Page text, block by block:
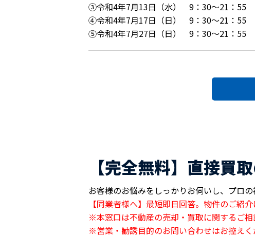
③令和4年7月13日（水） 9：30～21：55
④令和4年7月17日（日） 9：30～21：55
⑤令和4年7月27日（日） 9：30～21：55
【完全無料】直接買
お客様のお悩みをしっかりお伺いし、プロの
【同業者様へ】最短即日回答。物件のご紹
※本窓口は不動産の売却・買取に関するご相
※営業・勧誘目的のお問い合わせはお控えく